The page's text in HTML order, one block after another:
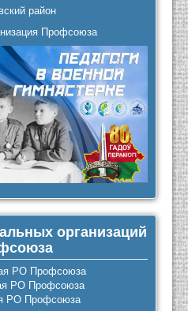
район
Профсоюза
организаций
РО Профсоюза
РО Профсоюза
РО Профсоюза